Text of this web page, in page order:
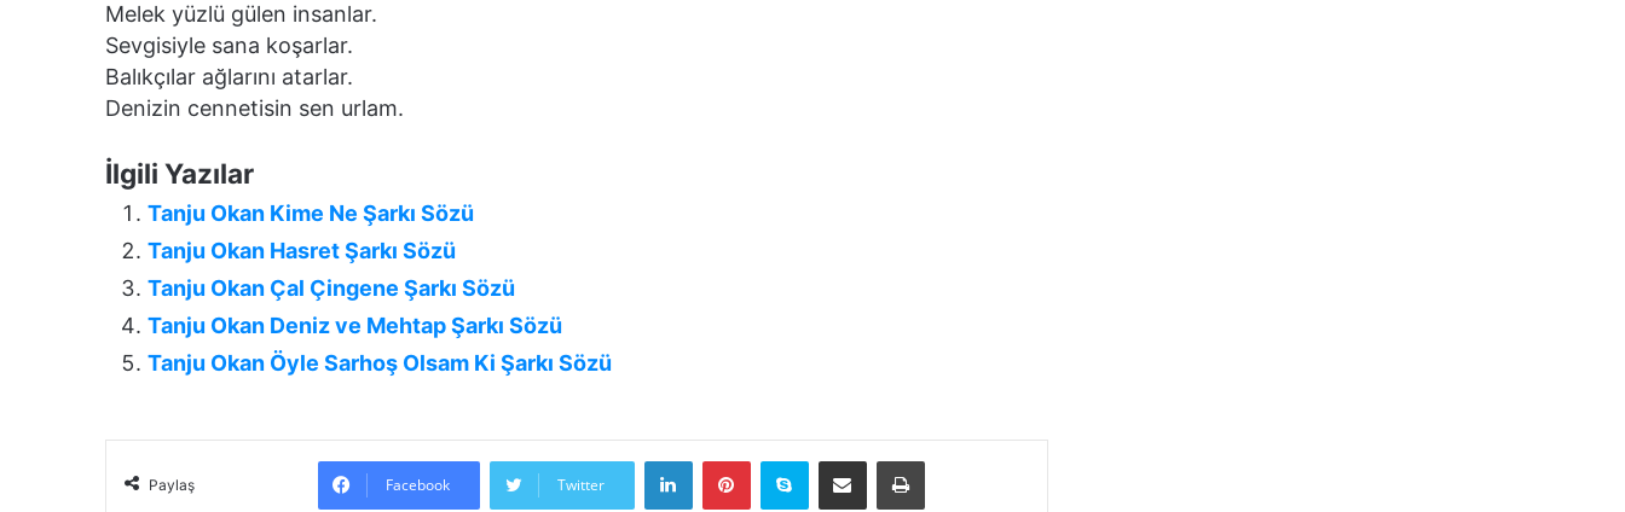
Melek yüzlü gülen insanlar.
Sevgisiyle sana koşarlar.
Balıkçılar ağlarını atarlar.
Denizin cennetisin sen urlam.
İlgili Yazılar
Tanju Okan Kime Ne Şarkı Sözü
Tanju Okan Hasret Şarkı Sözü
Tanju Okan Çal Çingene Şarkı Sözü
Tanju Okan Deniz ve Mehtap Şarkı Sözü
Tanju Okan Öyle Sarhoş Olsam Ki Şarkı Sözü
Paylaş Facebook Twitter
LinkedInPinterestSkype E-Posta ile paylaş Yazdır